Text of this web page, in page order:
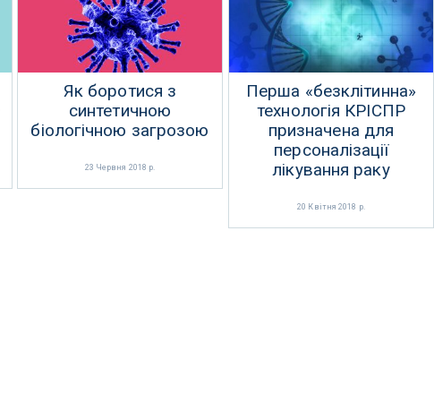
Як боротися з
синтетичною
біологічною загрозою
23 Червня 2018 р.
Перша «безклітинна»
технологія КРІСПР
призначена для
персоналізації
лікування раку
20 Квітня 2018 р.